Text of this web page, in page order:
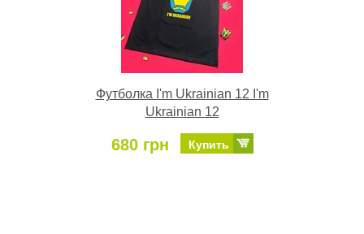
Футболка I'm Ukrainian 12 I'm
Ukrainian 12
680 грн Купить